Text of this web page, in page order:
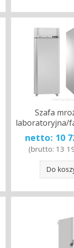
Szafa
laboratoryjna/
netto: 10
(brutto: 13
Do